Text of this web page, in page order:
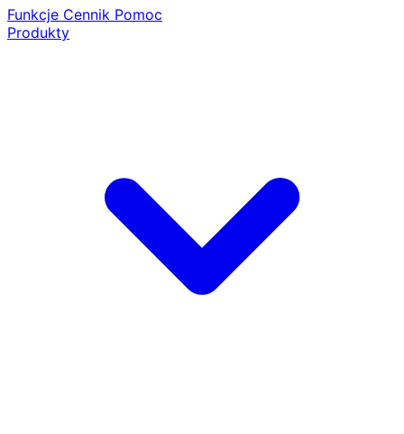
Funkcje Cennik Pomoc
Produkty